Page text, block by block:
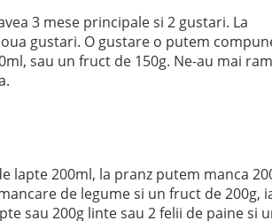
3 mese principale si 2 gustari. La
gustari. O gustare o putem
sau un fruct de 150g. Ne-au mai
lapte 200ml, la pranz putem manca
de legume si un fruct de 200g,
sau 200g linte sau 2 felii de paine si